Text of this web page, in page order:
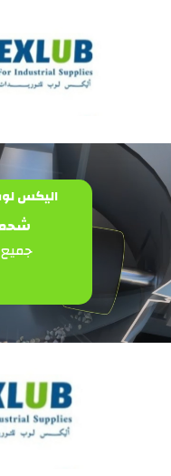
الفيديو
اليكس
شحم